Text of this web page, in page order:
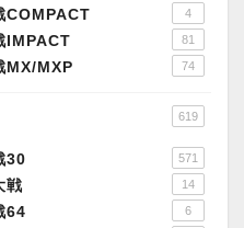
COMPACT 4
IMPACT 81
MX/MXP 74
619
30 571
戦 14
64 6